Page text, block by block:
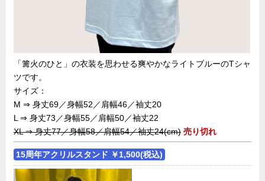
「篝火のひと」の衣装を思わせる爽やかなライトブルーのTシャ
ツです。
サイズ：
M ⇒ 身丈69／身幅52／肩幅46／袖丈20
L ⇒ 身丈73／身幅55／肩幅50／袖丈22
XL ⇒ 身丈77／身幅58／肩幅54／袖丈24(cm) 売り切れ
15周年アクリルスタンド ￥1,500(税込)